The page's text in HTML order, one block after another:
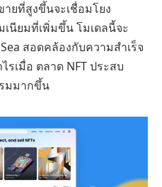
ยที่สูงขึ้นจะเชื่อมโยง
นียมที่เพิ่มขึ้น โมเดลนี้จะ
สอดคล้องกับความสำเร็จ
เมื่อ ตลาด NFT ประสบ
มมากขึ้น